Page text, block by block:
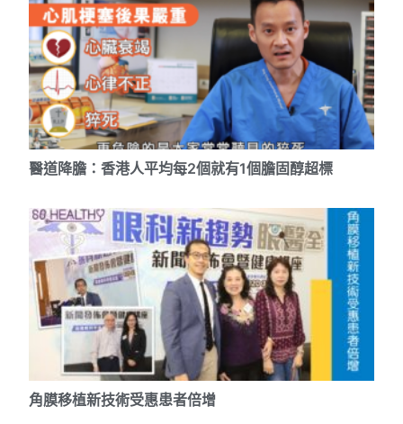
醫道降膽：香港人平均每2個就有1個膽固醇超標
角膜移植新技術受惠患者倍增